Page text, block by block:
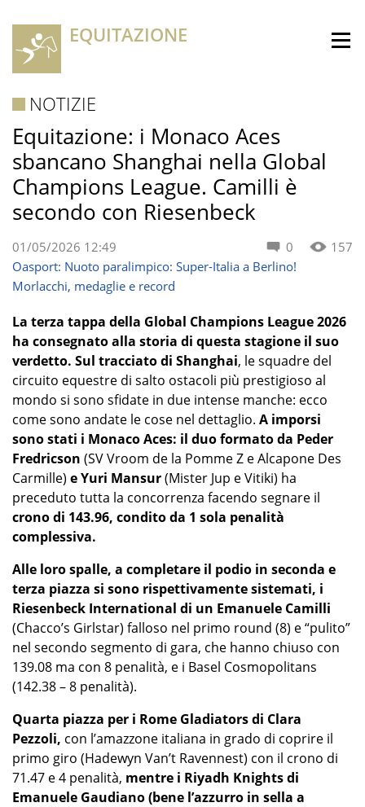
EQUITAZIONE
NOTIZIE
Equitazione: i Monaco Aces
sbancano Shanghai nella Global
Champions League. Camilli è
secondo con Riesenbeck
0 157
01/05/2026 12:49
Oasport: Nuoto paralimpico: Super-Italia a Berlino!
Morlacchi, medaglie e record
La terza tappa della Global Champions League 2026
ha consegnato alla storia di questa stagione il suo
verdetto. Sul tracciato di Shanghai, le squadre del
circuito equestre di salto ostacoli più prestigioso al
mondo si sono sfidate in due intense manche: ecco
come sono andate le cose nel dettaglio. A imporsi
sono stati i Monaco Aces: il duo formato da Peder
Fredricson (SV Vroom de la Pomme Z e Alcapone Des
Carmille) e Yuri Mansur(Mister Jup e Vitiki) ha
preceduto tutta la concorrenza facendo segnare il
crono di 143.96, condito da 1 sola penalità
complessiva.
Alle loro spalle, a completare il podio in seconda e
terza piazza si sono rispettivamente sistemati, i
Riesenbeck International di un Emanuele Camilli
(Chacco’s Girlstar) falloso nel primo round (8) e “pulito”
nel secondo segmento di gara, che hanno chiuso con
139.08 ma con 8 penalità, e i Basel Cosmopolitans
(142.38 – 8 penalità).
Quarta piazza per i Rome Gladiators di Clara
Pezzoli, con l’amazzone italiana in grado di coprire il
primo giro (Hadewyn Van’t Ravennest) con il crono di
71.47 e 4 penalità, mentre i Riyadh Knights di
Emanuele Gaudiano (bene l’azzurro in sella a